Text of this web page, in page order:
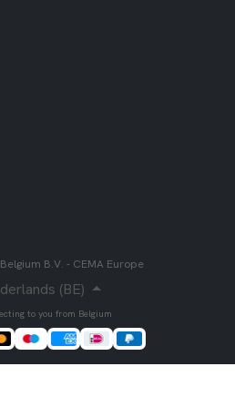
B.V. - CEMA Europe
(BE)
to you from Belgium